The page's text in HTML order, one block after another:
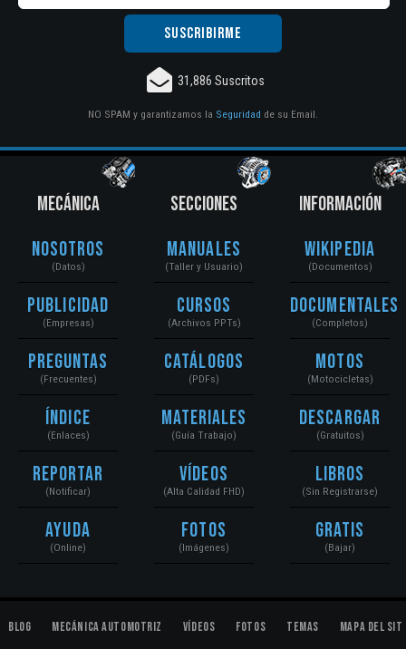
31,886 Suscritos
NO SPAM y garantizamos la Seguridad de su Email.
MECÁNICA
Nosotros
(Datos)
Publicidad
(Empresas)
Preguntas
(Frecuentes)
Índice
(Enlaces)
Reportar
(Notificar)
Ayuda
(Online)
SECCIONES
Manuales
(Taller y Usuario)
Cursos
(Archivos PPTs)
Catálogos
(PDFs)
Materiales
(Guía Trabajo)
Vídeos
(Alta Calidad FHD)
Fotos
(Imágenes)
INFORMACIÓN
Wikipedia
(Documentos)
Documentales
(Completos)
Motos
(Motocicletas)
Descargar
(Gratuitos)
Libros
(Sin Registrarse)
Gratis
(Bajar)
Blog Mecánica Automotriz Vídeos Fotos Temas Mapa del